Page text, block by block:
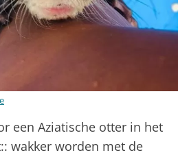
een Aziatische otter in het
wakker worden met de